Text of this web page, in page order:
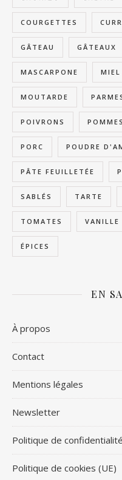
COURGETTES
GÂTEAU GÂTEAUX
MASCARPONE MIEL
MOUTARDE
POIVRONS POMMES
PORC POUDRE
PÂTE FEUILLETÉE
SABLÉS TARTE
TOMATES VANILLE
ÉPICES
EN
À propos
Contact
Mentions légales
Newsletter
Politique de confidentialité
Politique de cookies (UE)